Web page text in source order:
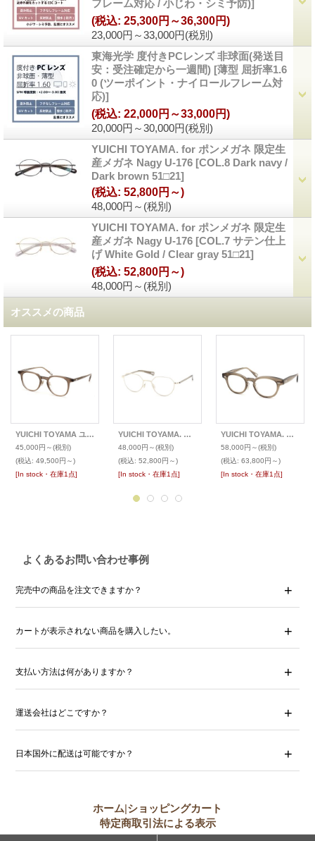
フレーム対応 / 小じわ・シミ予防)]
23,000円～33,000円(税別)
(税込: 25,300円～36,300円)
東海光学 度付きPCレンズ 非球面(発送目
安：受注確定から一週間) [薄型 屈折率1.6
0 (ツーポイント・ナイロールフレーム対
応)]
20,000円～30,000円(税別)
(税込: 22,000円～33,000円)
YUICHI TOYAMA. for ポンメガネ 限定生
産メガネ Nagy U-176 [COL.8 Dark navy /
Dark brown 51□21]
48,000円～ (税別)
(税込: 52,800円～)
YUICHI TOYAMA. for ポンメガネ 限定生
産メガネ Nagy U-176 [COL.7 サテン仕上
げ White Gold / Clear gray 51□21]
48,000円～ (税別)
(税込: 52,800円～)
オススメの商品
YUICHI TOYAMA ユウイチ トヤマ メガネ U-115 LAX
45,000円～(税別)
(税込: 49,500円～)
[In stock・在庫1点]
YUICHI TOYAMA. ユウイチ トヤマ メガネ U-178 Harry
48,000円～(税別)
(税込: 52,800円～)
[In stock・在庫1点]
YUICHI TOYAMA. ユウイチ トヤマ メガネ U-128RS IND
58,000円～(税別)
(税込: 63,800円～)
[In stock・在庫1点]
よくあるお問い合わせ事例
完売中の商品を注文できますか？
カートが表示されない商品を購入したい。
支払い方法は何がありますか？
運送会社はどこですか？
日本国外に配送は可能ですか？
ホーム|ショッピングカート
特定商取引法による表示